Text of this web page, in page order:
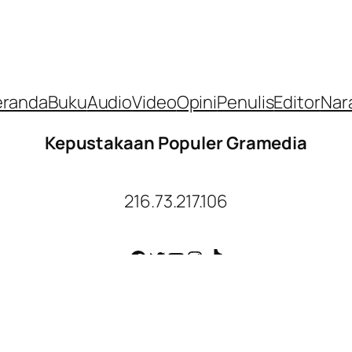
BukuAudioVideoOpiniPenulisEditor
Kepustakaan Populer Gramedia
216.73.217.106
Facebook
Twitter
YouTube
Instagram
TikTok